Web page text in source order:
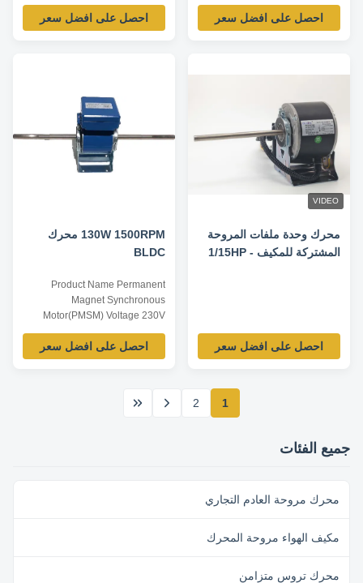
50/60HZ
احصل على افضل سعر
10V التحكم في السرعة
احصل على افضل سعر
VIDEO
محرك وحدة ملفات المروحة
المشتركة للمكيف - 1/15HP
احصل على افضل سعر
130W 1500RPM محرك
BLDC
Product Name Permanent
Magnet Synchronous
Motor(PMSM) Voltage 230V
Frequency 50Hz Output Power
130W Pole 8P AMPS 0.65A
Speed 1500RPM Insulation
THERMALLY PROTECTED
احصل على افضل سعر
1
2
جميع الفئات
محرك مروحة العادم التجاري
مكيف الهواء مروحة المحرك
محرك تروس متزامن